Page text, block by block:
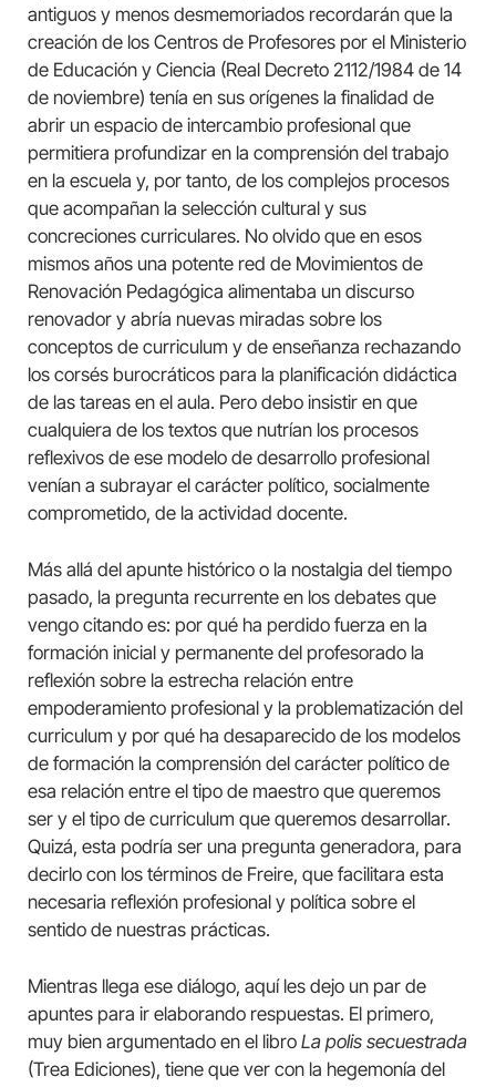
antiguos y menos desmemoriados recordarán que la
creación de los Centros de Profesores por el Ministerio
de Educación y Ciencia (Real Decreto 2112/1984 de 14
de noviembre) tenía en sus orígenes la finalidad de
abrir un espacio de intercambio profesional que
permitiera profundizar en la comprensión del trabajo
en la escuela y, por tanto, de los complejos procesos
que acompañan la selección cultural y sus
concreciones curriculares. No olvido que en esos
mismos años una potente red de Movimientos de
Renovación Pedagógica alimentaba un discurso
renovador y abría nuevas miradas sobre los
conceptos de curriculum y de enseñanza rechazando
los corsés burocráticos para la planificación didáctica
de las tareas en el aula. Pero debo insistir en que
cualquiera de los textos que nutrían los procesos
reflexivos de ese modelo de desarrollo profesional
venían a subrayar el carácter político, socialmente
comprometido, de la actividad docente.
Más allá del apunte histórico o la nostalgia del tiempo
pasado, la pregunta recurrente en los debates que
vengo citando es: por qué ha perdido fuerza en la
formación inicial y permanente del profesorado la
reflexión sobre la estrecha relación entre
empoderamiento profesional y la problematización del
curriculum y por qué ha desaparecido de los modelos
de formación la comprensión del carácter político de
esa relación entre el tipo de maestro que queremos
ser y el tipo de curriculum que queremos desarrollar.
Quizá, esta podría ser una pregunta generadora, para
decirlo con los términos de Freire, que facilitara esta
necesaria reflexión profesional y política sobre el
sentido de nuestras prácticas.
Mientras llega ese diálogo, aquí les dejo un par de
apuntes para ir elaborando respuestas. El primero,
muy bien argumentado en el libro La polis secuestrada
(Trea Ediciones), tiene que ver con la hegemonía del